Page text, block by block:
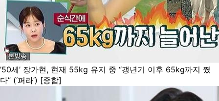
’50세’ 장가현, 현재 55kg 유지 중 “갱년기 이후 65kg까지 쪘
다” (‘퍼라’) [종합]